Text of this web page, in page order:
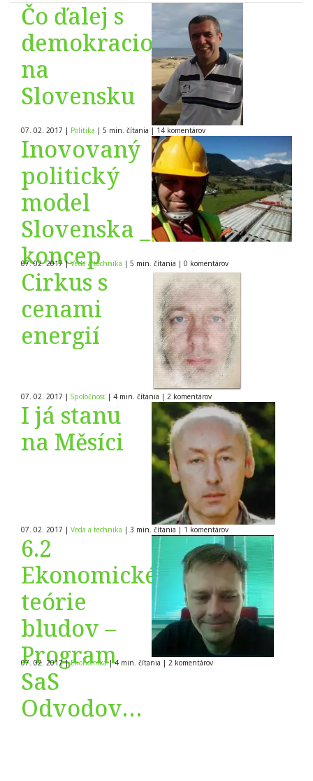
Čo ďalej s
demokraciou
na
Slovensku
07. 02. 2017 | Politika | 5 min. čítania | 14 komentárov
Inovovaný
politický
model
Slovenska _
koncep
07. 02. 2017| Veda a technika | 5 min. čítania | 0 komentárov
Cirkus s
cenami
energií
07. 02. 2017 | Spoločnosť | 4 min. čítania | 2 komentárov
I já stanu
na Měsíci
07. 02. 2017 | Veda a technika | 3 min. čítania | 1 komentárov
6.2
Ekonomické
teórie
bludov –
Program
SaS
Odvodový
07. 02. 2017| Ekonomika |4 min. čítania | 2 komentárov